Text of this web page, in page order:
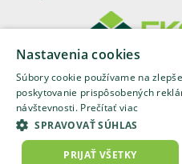
EKOfence.sk
Nastavenia cookies
Súbory cookie používame na
poskytovanie prispôsobených
návštevnosti. Prečítať viac
SPRAVOVAŤ SÚHLAS
PRIJAŤ VŠETKY